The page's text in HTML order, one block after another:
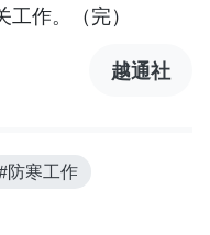
作。（完）
越通社
#防寒工作